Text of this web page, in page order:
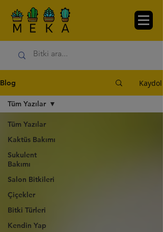
Blog Kaydol
Tüm Yazılar
Kaktüs Bakımı
Sukulent
Bakımı
Salon Bitkileri
Çiçekler
Bitki Türleri
Kendin Yap
Tüm Yazılar